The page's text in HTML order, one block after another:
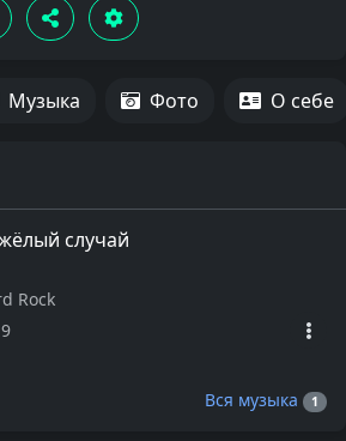
Музыка Фото О себе
случай
Rock
9
Вся музыка 1